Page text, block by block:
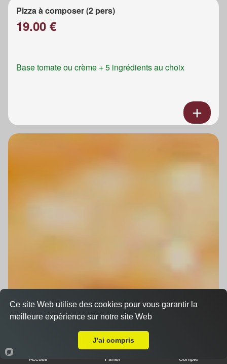
Pizza à composer (2 pers)
19.00 €
Base tomate ou crème + 5 ingrédients au choix
Accueil Panier Compte
Ce site Web utilise des cookies pour vous garantir la
meilleure expérience sur notre site Web
J'ai compris